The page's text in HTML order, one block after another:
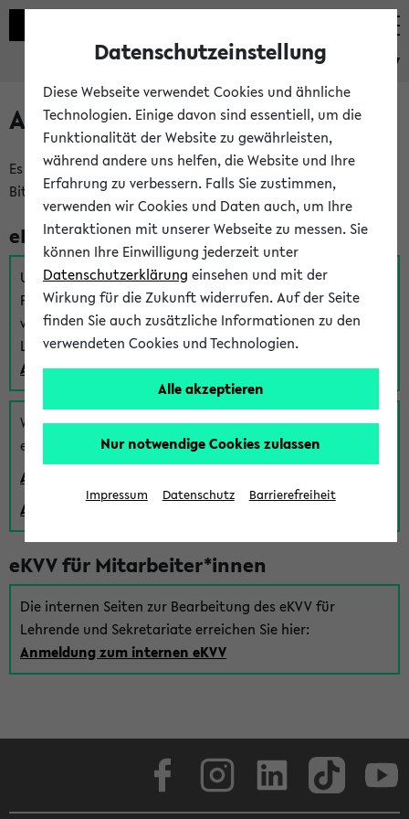
eKVV
Anmeldung am eKVV
Es gibt mehrere Möglichkeiten zur Anmeldung am eKVV.
Bitte wählen Sie die für Sie richtige aus:
eKVV für Studierende
Um sich einen Stundenplan zu erstellen und alle weiteren
Funktionen des eKVVs für Studierende zu nutzen,
verwenden Sie diesen Link zur Anmeldung über Ihr Uni
Login:
Anmeldung zum eKVV der Studierenden
Wenn Sie (noch) kein Uni Login haben, können Sie das
eKVV auch über einen Gastzugang verwenden:
Anmeldung über einen vorhandenen Gastzugang
Anlegen eines neuen Gastzugangs
eKVV für Mitarbeiter*innen
Die internen Seiten zur Bearbeitung des eKVV für
Lehrende und Sekretariate erreichen Sie hier:
Anmeldung zum internen eKVV
Datenschutzeinstellung
Diese Webseite verwendet Cookies und ähnliche
Technologien. Einige davon sind essentiell, um die
Funktionalität der Website zu gewährleisten,
während andere uns helfen, die Website und Ihre
Erfahrung zu verbessern. Falls Sie zustimmen,
verwenden wir Cookies und Daten auch, um Ihre
Interaktionen mit unserer Webseite zu messen. Sie
können Ihre Einwilligung jederzeit unter
Datenschutzerklärung einsehen und mit der
Wirkung für die Zukunft widerrufen. Auf der Seite
finden Sie auch zusätzliche Informationen zu den
verwendeten Cookies und Technologien.
Alle akzeptieren
Nur notwendige Cookies zulassen
Impressum Datenschutz Barrierefreiheit